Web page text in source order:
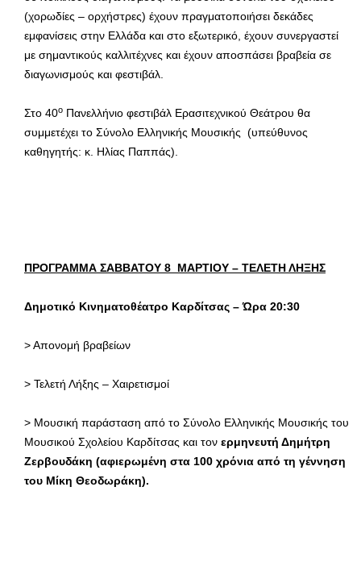
(χορωδίες – ορχήστρες) έχουν πραγματοποιήσει δεκάδες
εμφανίσεις στην Ελλάδα και στο εξωτερικό, έχουν συνεργαστεί
με σημαντικούς καλλιτέχνες και έχουν αποσπάσει βραβεία σε
διαγωνισμούς και φεστιβάλ.
Στο 40ο Πανελλήνιο φεστιβάλ Ερασιτεχνικού Θεάτρου θα
συμμετέχει το Σύνολο Ελληνικής Μουσικής (υπεύθυνος
καθηγητής: κ. Ηλίας Παππάς).
ΠΡΟΓΡΑΜΜΑ ΣΑΒΒΑΤΟΥ 8 ΜΑΡΤΙΟΥ – ΤΕΛΕΤΗ ΛΗΞΗΣ
Δημοτικό Κινηματοθέατρο Καρδίτσας – Ώρα 20:30
> Απονομή βραβείων
> Τελετή Λήξης – Χαιρετισμοί
> Μουσική παράσταση από το Σύνολο Ελληνικής Μουσικής του
Μουσικού Σχολείου Καρδίτσας και τον ερμηνευτή Δημήτρη
Ζερβουδάκη (αφιερωμένη στα 100 χρόνια από τη γέννηση
του Μίκη Θεοδωράκη).